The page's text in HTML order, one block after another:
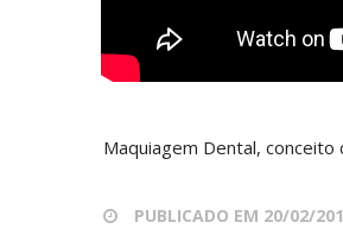
Maquiagem Dental,
PUBLICADO EM 20/02/